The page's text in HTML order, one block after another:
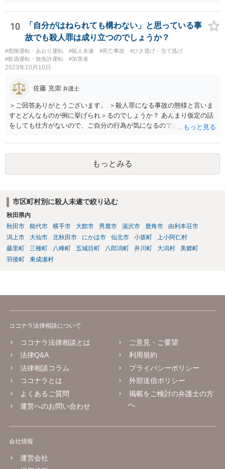
しますが・・・ それでもどうしても気になるようなら、弁護士に予約
取って相談すべきです。 正直、今後こういうことをしないよう気を付
けて、あとは警察が来たり民事訴訟の訴状等が家に届いたらその時考
えるしかないように思います。
10
「自分がはねられても構わない」と思っている事
故でも殺人罪は成り立つのでしょうか？
#危険運転・あおり運転 #殺人未遂 #死亡事故
#ひき逃げ・当て逃げ
#飲酒運転・無免許運転
#加害者
2023年10月10日
佐藤 充崇 弁護士
＞ご回答ありがとうございます。 ＞殺人罪になる事故の態様と言いま
すとどんなものが例に挙げられ＞るのでしょうか？ あんまり仮定の話
をしても仕方がないので、ご自分の行為が気になるのであれば、何を
か、直接弁護士に相談に行くかしたほうがいいと思います。 殺人罪に
なりうる事故の態様だと、自転車が改造自転車か何かで時速１００キ
ロや１５０キロくらい出していれば殺人罪の実行行為性は認められる
と思いますので、殺人罪が成立しえますが・・・ 思いつく限りの例を
て危険な運転をしたわけではありま＞せん。 殺人罪の故意は、「自分
の危険な運転で誰か人が死んでも構わない」くらいで成立します。そ
して自分でそう思っていなくても、客観的に人が死んでもおかしくな
い危険行為を、危険だと知っていてやると故意は認められてしまう可
能性が高いです。人を殺そうという意欲までは不要です。
もっとみる
市区町村別に殺人未遂で絞り込む
秋田県内
秋田市
能代市 横手市 大館市 男鹿市 湯沢市 鹿角市
由利本荘市
潟上市
大仙市 北秋田市 にかほ市 仙北市 小坂町
上小阿仁村
藤里町
三種町 八峰町 五城目町 八郎潟町 井川町 大潟村
美郷町
羽後町
東成瀬村
ココナラ法律相談について
ココナラ法律相談とは
法律Q&A
法律相談コラム
ココナラとは
よくあるご質問
運営へのお問い合わせ
ご意見・ご要望
利用規約
プライバシーポリシー
外部送信ポリシー
掲載をご検討の弁護士の方
へ
会社情報
運営会社